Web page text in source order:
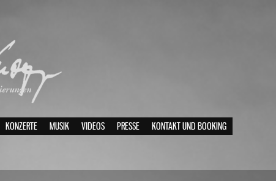
KONZERTE MUSIK VIDEOS PRESSE KONTAKT UND BOOKING